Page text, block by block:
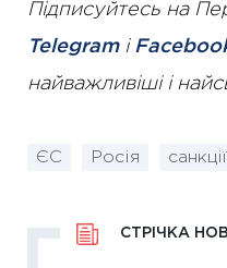
Підписуйтесь на
Telegramі
найважливіші і
ЄС Росія санкції
СТРІЧКА